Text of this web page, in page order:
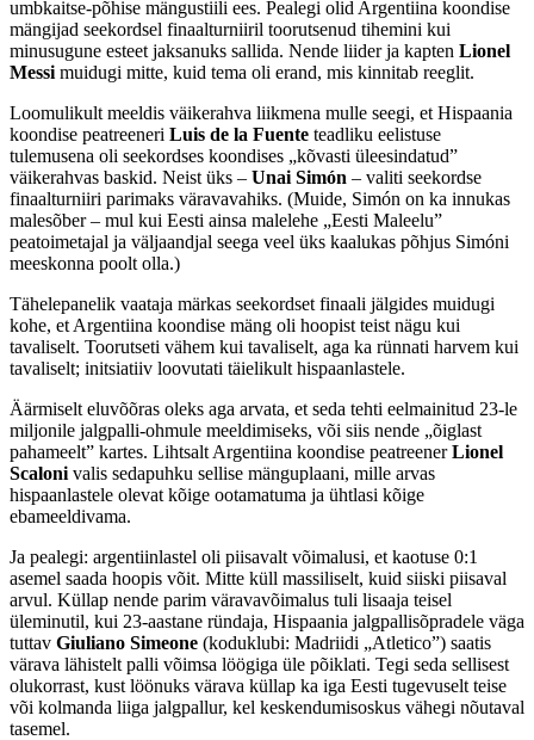
umbkaitse-põhise mängustiili ees. Pealegi olid Argentiina koondise
mängijad seekordsel finaalturniiril toorutsenud tihemini kui
minusugune esteet jaksanuks sallida. Nende liider ja kapten Lionel
Messi muidugi mitte, kuid tema oli erand, mis kinnitab reeglit.
Loomulikult meeldis väikerahva liikmena mulle seegi, et Hispaania
koondise peatreeneri Luis de la Fuente teadliku eelistuse
tulemusena oli seekordses koondises „kõvasti üleesindatud”
väikerahvas baskid. Neist üks – Unai Simón – valiti seekordse
finaalturniiri parimaks väravavahiks. (Muide, Simón on ka innukas
malesõber – mul kui Eesti ainsa malelehe „Eesti Maleelu”
peatoimetajal ja väljaandjal seega veel üks kaalukas põhjus Simóni
meeskonna poolt olla.)
Tähelepanelik vaataja märkas seekordset finaali jälgides muidugi
kohe, et Argentiina koondise mäng oli hoopist teist nägu kui
tavaliselt. Toorutseti vähem kui tavaliselt, aga ka rünnati harvem kui
tavaliselt; initsiatiiv loovutati täielikult hispaanlastele.
Äärmiselt eluvõõras oleks aga arvata, et seda tehti eelmainitud 23-le
miljonile jalgpalli-ohmule meeldimiseks, või siis nende „õiglast
pahameelt” kartes. Lihtsalt Argentiina koondise peatreenerLionel
Scaloni valis sedapuhku sellise mänguplaani, mille arvas
hispaanlastele olevat kõige ootamatuma ja ühtlasi kõige
ebameeldivama.
Ja pealegi: argentiinlastel oli piisavalt võimalusi, et kaotuse 0:1
asemel saada hoopis võit. Mitte küll massiliselt, kuid siiski piisaval
arvul. Küllap nende parim väravavõimalus tuli lisaaja teisel
üleminutil, kui 23-aastane ründaja, Hispaania jalgpallisõpradele väga
tuttav Giuliano Simeone (koduklubi: Madriidi „Atletico”) saatis
värava lähistelt palli võimsa löögiga üle põiklati. Tegi seda sellisest
olukorrast, kust löönuks värava küllap ka iga Eesti tugevuselt teise
või kolmanda liiga jalgpallur, kel keskendumisoskus vähegi nõutaval
tasemel.